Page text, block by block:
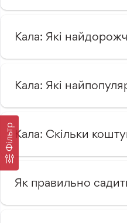
Фільтр
Кала: Які
Кала: Які
Кала: Скільки
Як правильно